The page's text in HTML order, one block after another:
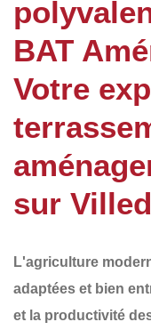
BAT
Votre
sur
L'agriculture
adaptées et bien
et la productivité